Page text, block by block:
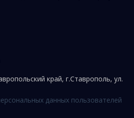
край, г.Ставрополь, ул.
данных пользователей